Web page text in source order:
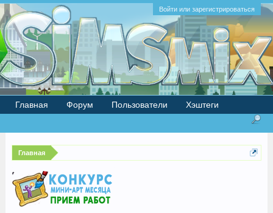
Войти или зарегистрироваться
Главная
Главная Форум Пользователи Хэштеги